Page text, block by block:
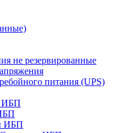
не резервированные
питания (UPS)
ИБП
ИБП